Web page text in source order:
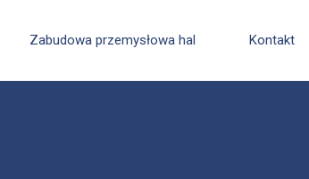
Zabudowa przemysłowa hal Kontakt